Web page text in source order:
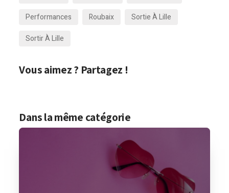
Performances
Roubaix
Sortie À Lille
Sortir À Lille
Vous aimez ? Partagez !
Dans la même catégorie